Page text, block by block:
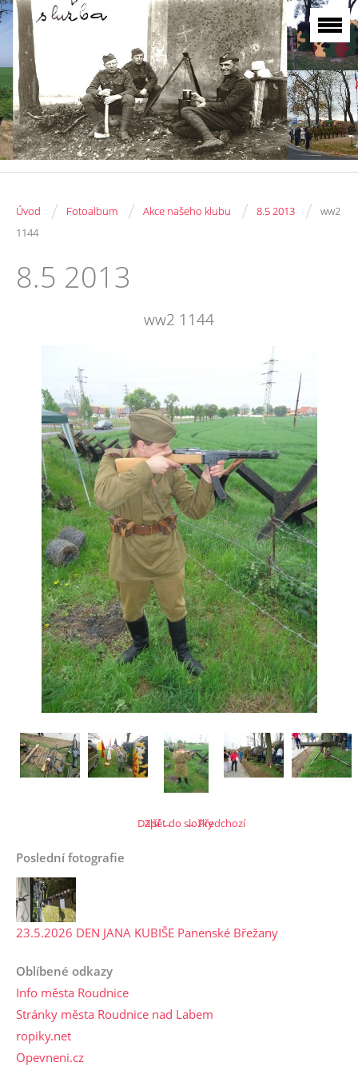
Úvod / Fotoalbum / Akce našeho klubu / 8.5 2013 /
ww2
1144
8.5 2013
ww2 1144
← Předchozí
Další →
Zpět do složky
Poslední fotografie
23.5.2026 DEN JANA KUBIŠE Panenské Břežany
Oblíbené odkazy
Info města Roudnice
Stránky města Roudnice nad Labem
ropiky.net
Opevneni.cz